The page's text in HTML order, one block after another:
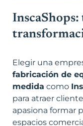
InscaShops:
Elegir una
fabricación de
medida como
para atraer
apasiona formar
espacios